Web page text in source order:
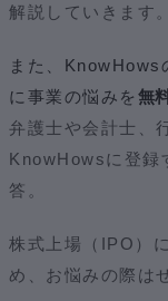
解説していきます。
また、KnowHows
に事業の悩みを 無
弁護士や会計士、
KnowHowsに登録
答。
株式上場（IPO）
め、お悩みの際は